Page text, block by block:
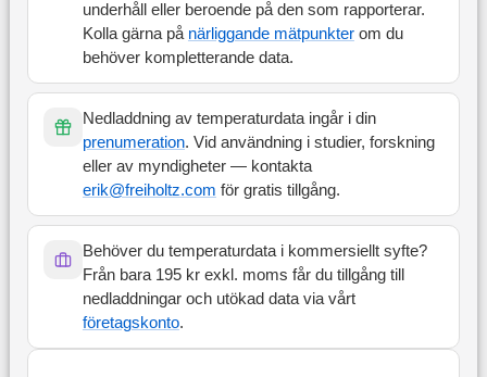
underhåll eller beroende på den som rapporterar.
Kolla gärna på närliggande mätpunkterom du
behöver kompletterande data.
Nedladdning av temperaturdata ingår i din
prenumeration. Vid användning i studier, forskning
eller av myndigheter — kontakta
erik@freiholtz.com för gratis tillgång.
Behöver du temperaturdata i kommersiellt syfte?
Från bara 195 kr exkl. moms får du tillgång till
nedladdningar och utökad data via vårt
företagskonto.